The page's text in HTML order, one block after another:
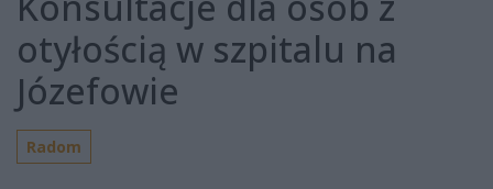
otyłością w szpitalu na
Józefowie
Radom